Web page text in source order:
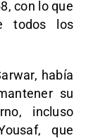
con lo que
todos los
había
su
incluso
que